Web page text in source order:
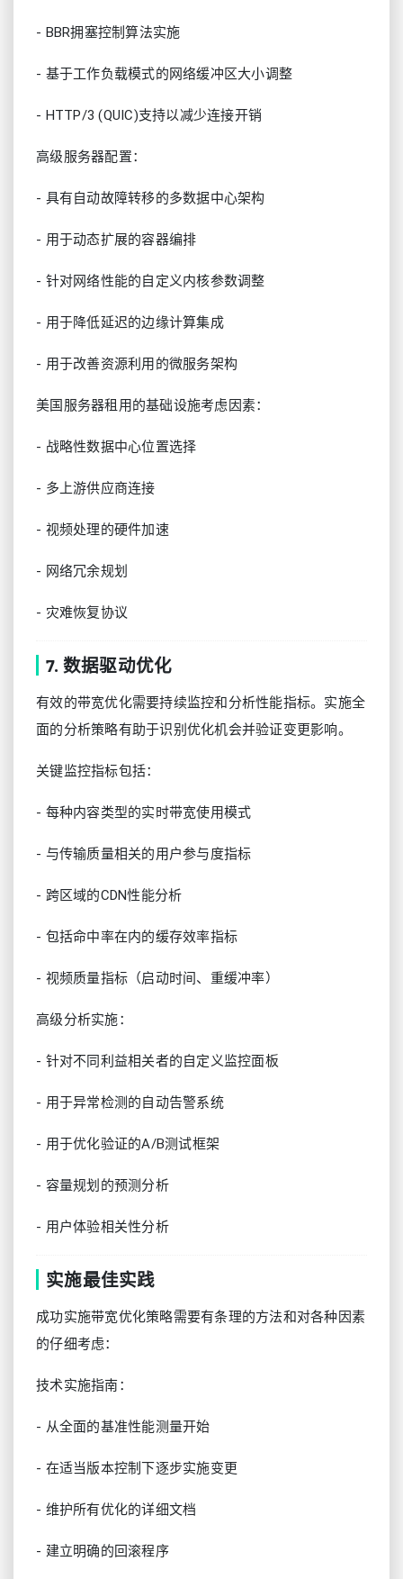
- BBR拥塞控制算法实施
- 基于工作负载模式的网络缓冲区大小调整
- HTTP/3 (QUIC)支持以减少连接开销
高级服务器配置：
- 具有自动故障转移的多数据中心架构
- 用于动态扩展的容器编排
- 针对网络性能的自定义内核参数调整
- 用于降低延迟的边缘计算集成
- 用于改善资源利用的微服务架构
美国服务器租用的基础设施考虑因素：
- 战略性数据中心位置选择
- 多上游供应商连接
- 视频处理的硬件加速
- 网络冗余规划
- 灾难恢复协议
7. 数据驱动优化
有效的带宽优化需要持续监控和分析性能指标。实施全
面的分析策略有助于识别优化机会并验证变更影响。
关键监控指标包括：
- 每种内容类型的实时带宽使用模式
- 与传输质量相关的用户参与度指标
- 跨区域的CDN性能分析
- 包括命中率在内的缓存效率指标
- 视频质量指标（启动时间、重缓冲率）
高级分析实施：
- 针对不同利益相关者的自定义监控面板
- 用于异常检测的自动告警系统
- 用于优化验证的A/B测试框架
- 容量规划的预测分析
- 用户体验相关性分析
实施最佳实践
成功实施带宽优化策略需要有条理的方法和对各种因素
的仔细考虑：
技术实施指南：
- 从全面的基准性能测量开始
- 在适当版本控制下逐步实施变更
- 维护所有优化的详细文档
- 建立明确的回滚程序